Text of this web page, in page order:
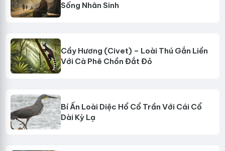
Sống Nhân Sinh
Cầy Hương (Civet) – Loài Thú Gắn Liền
Với Cà Phê Chồn Đắt Đỏ
Bí Ẩn Loài Diệc Hổ Cổ Trần Với Cái Cổ
Dài Kỳ Lạ